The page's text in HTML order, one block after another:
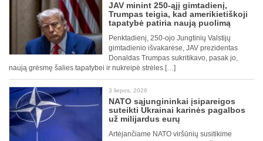
JAV minint 250-ąjį gimtadienį,
Trumpas teigia, kad amerikietiškoji
tapatybė patiria naują puolimą
Penktadienį, 250-ojo Jungtinių Valstijų
gimtadienio išvakarėse, JAV prezidentas
Donaldas Trumpas sukritikavo, pasak jo,
naują grėsmę šalies tapatybei ir nukreipė strėles […]
3 liepos, 2026
NATO sąjungininkai įsipareigos
suteikti Ukrainai karinės pagalbos
už milijardus eurų
Artėjančiame NATO viršūnių susitikime